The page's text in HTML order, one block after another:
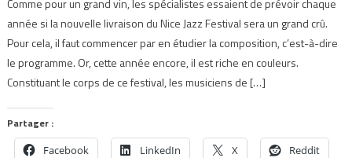
Comme pour un grand vin, les spécialistes essaient de prévoir chaque
année si la nouvelle livraison du Nice Jazz Festival sera un grand crû.
Pour cela, il faut commencer par en étudier la composition, c’est-à-dire
le programme. Or, cette année encore, il est riche en couleurs.
Constituant le corps de ce festival, les musiciens de […]
Partager :
Facebook LinkedIn X Reddit